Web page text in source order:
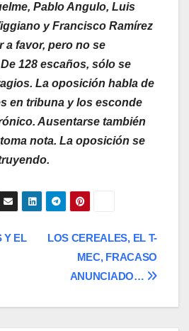
Pablo Angulo, Luis
y Francisco Ramírez
a favor, pero no se
128 escaños, sólo se
La oposición habla de
en tribuna y los esconde
Ausentarse también
nota. La oposición se
LOS CEREALES, EL T-
MEC, FRACASO
ANUNCIADO…
Y EL